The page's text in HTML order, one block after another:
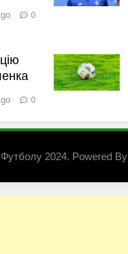
0
0
2024. Powered By